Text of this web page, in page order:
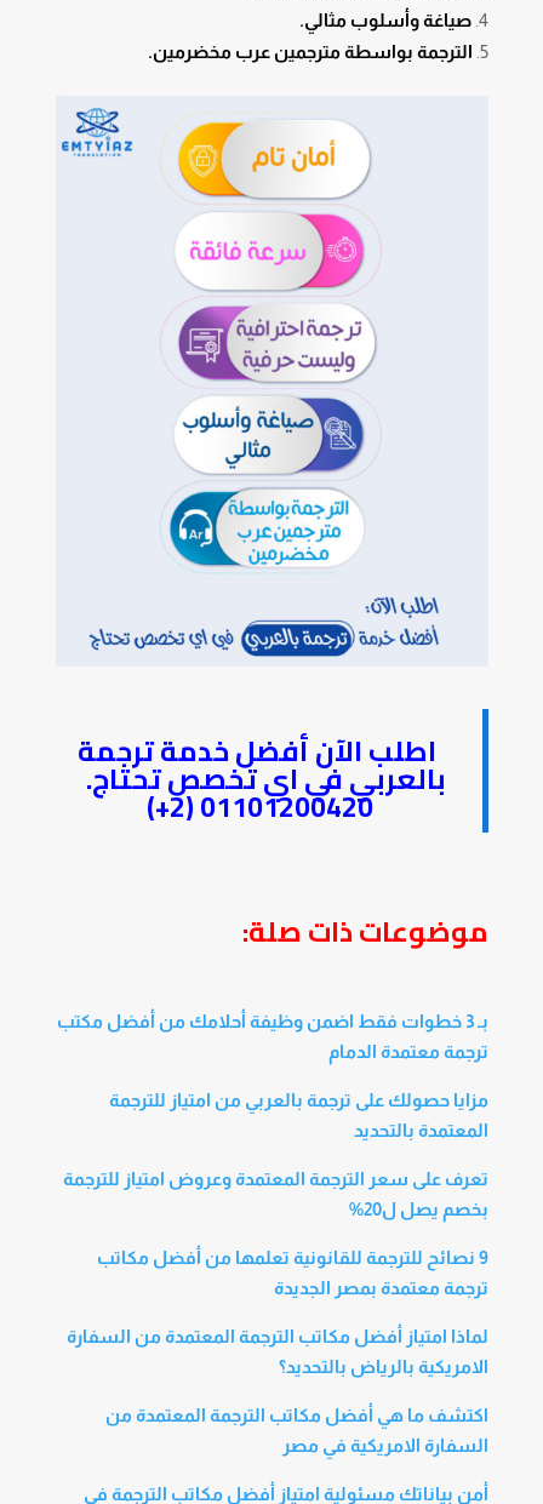
صياغة وأسلوب مثالي.
الترجمة بواسطة مترجمين عرب مخضرمين.
اطلب الآن أفضل خدمة ترجمة
بالعربي في اي تخصص تحتاج.
01101200420 (2+)
موضوعات ذات صلة:
بـ 3 خطوات فقط اضمن وظيفة أحلامك من أفضل مكتب
ترجمة معتمدة الدمام
مزايا حصولك على ترجمة بالعربي من امتياز للترجمة
المعتمدة بالتحديد
تعرف على سعر الترجمة المعتمدة وعروض امتياز للترجمة
بخصم يصل ل20%
9 نصائح للترجمة للقانونية تعلمها من أفضل مكاتب
ترجمة معتمدة بمصر الجديدة
لماذا امتياز أفضل مكاتب الترجمة المعتمدة من السفارة
الامريكية بالرياض بالتحديد؟
اكتشف ما هي أفضل مكاتب الترجمة المعتمدة من
السفارة الامريكية في مصر
أمن بياناتك مسئولية امتياز أفضل مكاتب الترجمة في